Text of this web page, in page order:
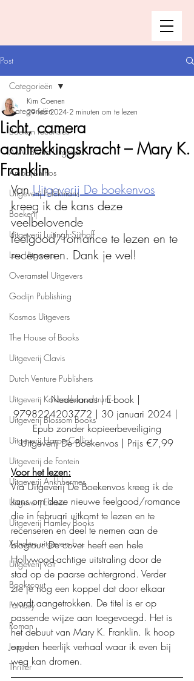
Post
Categorieën
Boeken recensies
A.W. Bruna Uitgevers
Ambo|Anthos
Uitgeverij Pelckmans
Boekerij
Uitgeverij Luitingh-Sijthoff
Lev. Uitgevers
Overamstel Uitgevers
Godijn Publishing
Kosmos Uitgevers
The House of Books
Uitgeverij Clavis
Dutch Venture Publishers
Uitgeverij Kokboekencentrum
Uitgeverij Blossom Books
Uitgeverij HarperCollins
Uitgeverij de Fontein
Uitgeverij Ankhhermes
Uitgeverij Elikser
Uitgeverij Hamley Books
Xanders uitgevers b.v.
Uitgeverij Volt
Bookscout
Fantasy
Roman
Jeugd
Thriller
Categorieën
Licht, camera
aantrekkingskracht – Mary K.
Franklin
Kim Coenen
29 feb 2024 2 minuten om te lezen
Van Uitgeverij De boekenvos
kreeg ik de kans deze
veelbelovende
feelgood/romance te lezen en te
recenseren. Dank je wel!
Nederlands | E-book |
9798224203772 | 30 januari 2024 |
Epub zonder kopieerbeveiliging
Uitgeverij De Boekenvos | Prijs €7,99
Voor het lezen:
Via Uitgeverij De Boekenvos kreeg ik de
kans om deze nieuwe feelgood/romance
die in februari uitkomt te lezen en te
recenseren en deel te nemen aan de
blogtour. De cover heeft een hele
Hollywood-achtige uitstraling door de
stad op de paarse achtergrond. Verder
zie je nog een koppel dat door elkaar
wordt aangetrokken. De titel is er op
passende wijze aan toegevoegd. Het is
het debuut van Mary K. Franklin. Ik hoop
op een heerlijk verhaal waar ik even bij
weg kan dromen.